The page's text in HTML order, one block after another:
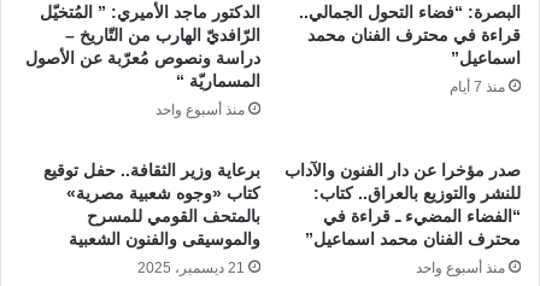
البصرة: “فضاء التحول الجمالي..
قراءة في محترف الفنان محمد
اسماعيل”
منذ 7 أيام
الدكتور ماجد الأميري: ” المُتخيّل
الرّافديّ الهارب من التّاريخ –
دراسة ونصوص مُعرّبة عن الأصول
المسماريّة “
منذ أسبوع واحد
صدر مؤخرا عن دار الفنون والآداب
للنشر والتوزيع بالعراق.. كتاب:
“الفضاء المضيء ـ قراءة في
محترف الفنان محمد اسماعيل”
منذ أسبوع واحد
برعاية وزير الثقافة.. حفل توقيع
كتاب «وجوه شعبية مصرية»
بالمتحف القومي للمسرح
والموسيقى والفنون الشعبية
21 ديسمبر، 2025